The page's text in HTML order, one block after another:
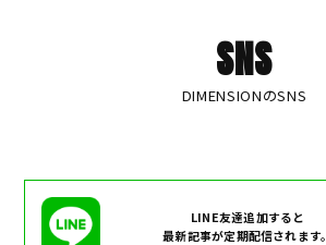
SNS
DIMENSIONのSNS
LINE友達追加すると
最新記事が定期配信されます。